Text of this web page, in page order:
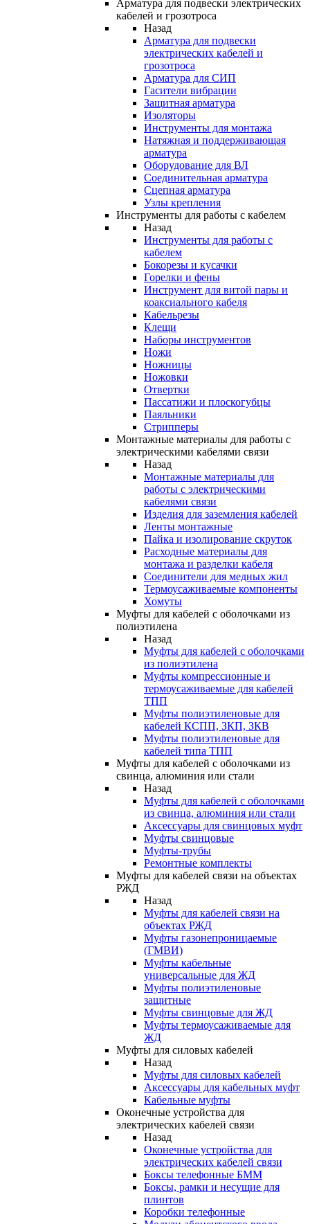
Арматура для подвески электрических
кабелей и грозотроса
Назад
Арматура для подвески
электрических кабелей и
грозотроса
Арматура для СИП
Гасители вибрации
Защитная арматура
Изоляторы
Инструменты для монтажа
Натяжная и поддерживающая
арматура
Оборудование для ВЛ
Соединительная арматура
Сцепная арматура
Узлы крепления
Инструменты для работы с кабелем
Назад
Инструменты для работы с
кабелем
Бокорезы и кусачки
Горелки и фены
Инструмент для витой пары и
коаксиального кабеля
Кабельрезы
Клещи
Наборы инструментов
Ножи
Ножницы
Ножовки
Отвертки
Пассатижи и плоскогубцы
Паяльники
Стрипперы
Монтажные материалы для работы с
электрическими кабелями связи
Назад
Монтажные материалы для
работы с электрическими
кабелями связи
Изделия для заземления кабелей
Ленты монтажные
Пайка и изолирование скруток
Расходные материалы для
монтажа и разделки кабеля
Соединители для медных жил
Термоусаживаемые компоненты
Хомуты
Муфты для кабелей с оболочками из
полиэтилена
Назад
Муфты для кабелей с оболочками
из полиэтилена
Муфты компрессионные и
термоусаживаемые для кабелей
ТПП
Муфты полиэтиленовые для
кабелей КСПП, ЗКП, ЗКВ
Муфты полиэтиленовые для
кабелей типа ТПП
Муфты для кабелей с оболочками из
свинца, алюминия или стали
Назад
Муфты для кабелей с оболочками
из свинца, алюминия или стали
Аксессуары для свинцовых муфт
Муфты свинцовые
Муфты-трубы
Ремонтные комплекты
Муфты для кабелей связи на объектах
РЖД
Назад
Муфты для кабелей связи на
объектах РЖД
Муфты газонепроницаемые
(ГМВИ)
Муфты кабельные
универсальные для ЖД
Муфты полиэтиленовые
защитные
Муфты свинцовые для ЖД
Муфты термоусаживаемые для
ЖД
Муфты для силовых кабелей
Назад
Муфты для силовых кабелей
Аксессуары для кабельных муфт
Кабельные муфты
Оконечные устройства для
электрических кабелей связи
Назад
Оконечные устройства для
электрических кабелей связи
Боксы телефонные БММ
Боксы, рамки и несущие для
плинтов
Коробки телефонные